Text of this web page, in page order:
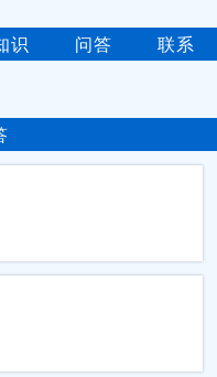
识 问答 联系